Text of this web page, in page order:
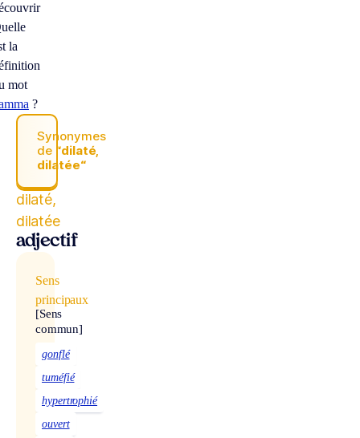
la
mot
?
Synonymes
de “dilaté,
dilatée“
dilaté,
dilatée
adjectif
Sens
principaux
[Sens
commun]
gonflé
tuméfié
hypertrophié
ouvert